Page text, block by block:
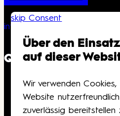
skip Consent
Über den
auf dieser
Wir verwenden Cookies,
Website
zuverlässig bereitstellen
info@kongresshaus.ch
QUICKLINKS